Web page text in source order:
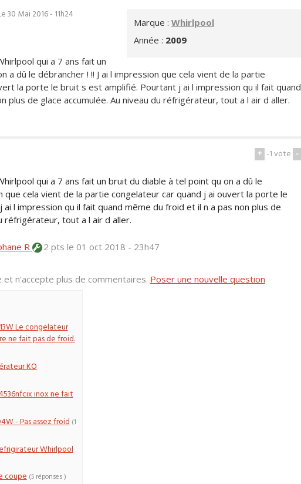
Marque :Whirlpool
Année : 2009
30 Mai 2016 - 11h24
qui a 7 ans fait un
a dû le débrancher ! !! J ai l impression que cela vient de la partie
la porte le bruit s est amplifié. Pourtant j ai l impression qu il fait quand
plus de glace accumulée. Au niveau du réfrigérateur, tout a l air d aller.
+ -1vote -
qui a 7 ans fait un bruit du diable à tel point qu on a dû le
que cela vient de la partie congelateur car quand j ai ouvert la porte le
l impression qu il fait quand même du froid et il n a pas non plus de
réfrigérateur, tout a l air d aller.
R 2 pts le 01 oct 2018 - 23h47
n'accepte plus de commentaires. Poser une nouvelle question
Le congelateur
ne fait pas de froid.
KO
inox ne fait
- Pas assez froid (1
Whirlpool
coupe (5 réponses )